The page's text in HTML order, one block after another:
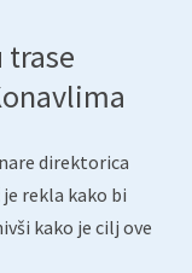
trase
direktorica
rekla kako bi
kako je cilj ove